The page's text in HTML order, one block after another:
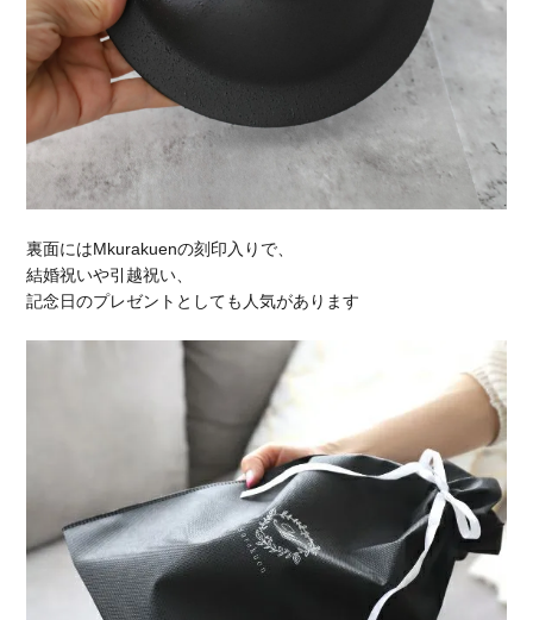
裏面にはMkurakuenの刻印入りで、
結婚祝いや引越祝い、
記念日のプレゼントとしても人気があります